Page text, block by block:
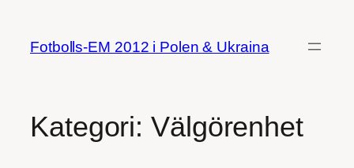
innehåll
Fotbolls-EM 2012 i Polen & Ukraina
Kategori: Välgörenhet